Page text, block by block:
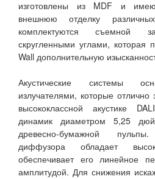
изготовлены из MDF и
внешнюю отделку
комплектуются съемной
скругленными углами, которая
Wall дополнительную
Акустические системы
излучателями, которые
высококлассной акустике
динамик диаметром 5,25
древесно-бумажной
диффузора обладает
обеспечивает его линейное
амплитудой. Для снижения